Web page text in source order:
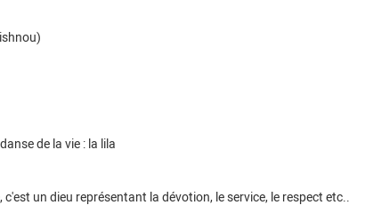
de la vie : la lila
un dieu représentant la dévotion, le service, le respect etc..